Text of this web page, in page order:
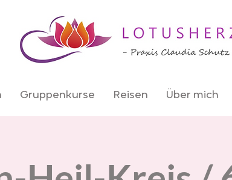
Gruppenkurse Reisen Über mich